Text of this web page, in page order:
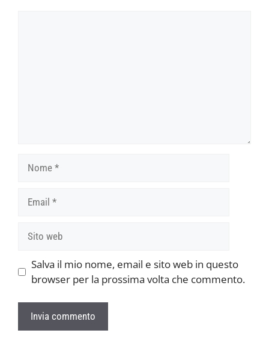
Nome
Email
Sito
web
Salva il mio nome, email e sito web in questo
browser per la prossima volta che commento.